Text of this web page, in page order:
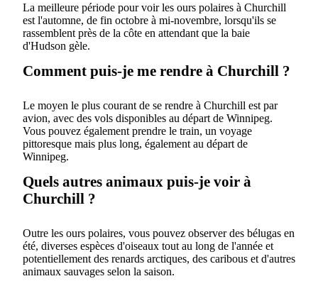
La meilleure période pour voir les ours polaires à Churchill
est l'automne, de fin octobre à mi-novembre, lorsqu'ils se
rassemblent près de la côte en attendant que la baie
d'Hudson gèle.
Comment puis-je me rendre à Churchill ?
Le moyen le plus courant de se rendre à Churchill est par
avion, avec des vols disponibles au départ de Winnipeg.
Vous pouvez également prendre le train, un voyage
pittoresque mais plus long, également au départ de
Winnipeg.
Quels autres animaux puis-je voir à
Churchill ?
Outre les ours polaires, vous pouvez observer des bélugas en
été, diverses espèces d'oiseaux tout au long de l'année et
potentiellement des renards arctiques, des caribous et d'autres
animaux sauvages selon la saison.